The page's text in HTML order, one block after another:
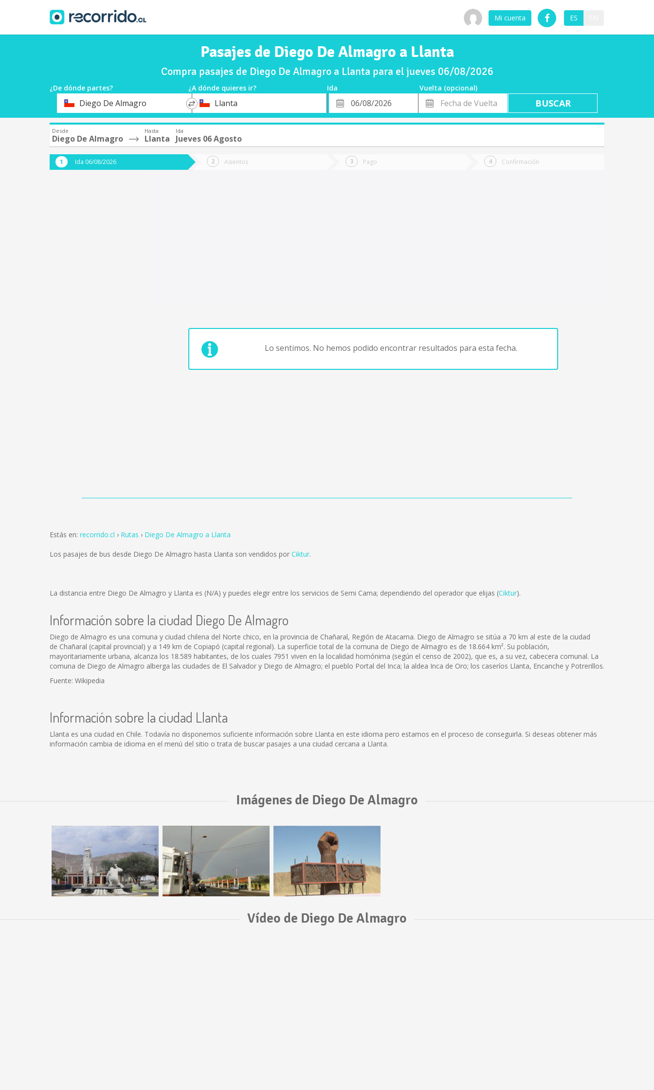
Mi cuenta ES
Pasajes de Diego De Almagro a Llanta
Compra pasajes de Diego De Almagro a Llanta para el jueves 06/08/2026
¿De dónde partes? ¿A dónde quieres ir? Ida
Vuelta (opcional)
OrigenDiego De Almagro
*
DestinoLlanta
Fecha
de
Fecha
de
Vuelta
Desde
Diego De Almagro
Hasta
Llanta
Ida
Jueves 06 Agosto
Ida 06/08/2026 Asientos Pago Confirmación
Lo sentimos. No hemos podido encontrar resultados para esta fecha.
Estás en: recorrido.cl Rutas Diego De Almagro a Llanta
Los pasajes de bus desde Diego De Almagro hasta Llanta son vendidos por Ciktur.
La distancia entre Diego De Almagro y Llanta es (N/A) y puedes elegir entre los servicios de Semi Cama; dependiendo del operador que elijas (Ciktur).
Información sobre la ciudad Diego De Almagro
Diego de Almagro es una comuna y ciudad chilena del Norte chico, en la provincia de Chañaral, Región de Atacama. Diego de Almagro se sitúa a 70 km al este de la ciudad
de Chañaral (capital provincial) y a 149 km de Copiapó (capital regional). La superficie total de la comuna de Diego de Almagro es de 18.664 km². Su población,
mayoritariamente urbana, alcanza los 18.589 habitantes, de los cuales 7951 viven en la localidad homónima (según el censo de 2002), que es, a su vez, cabecera comunal. La
comuna de Diego de Almagro alberga las ciudades de El Salvador y Diego de Almagro; el pueblo Portal del Inca; la aldea Inca de Oro; los caseríos Llanta, Encanche y Potrerillos.
Fuente: Wikipedia
Información sobre la ciudad Llanta
Llanta es una ciudad en Chile. Todavía no disponemos suficiente información sobre Llanta en este idioma pero estamos en el proceso de conseguirla. Si deseas obtener más
información cambia de idioma en el menú del sitio o trata de buscar pasajes a una ciudad cercana a Llanta.
Imágenes de Diego De Almagro
Vídeo de Diego De Almagro